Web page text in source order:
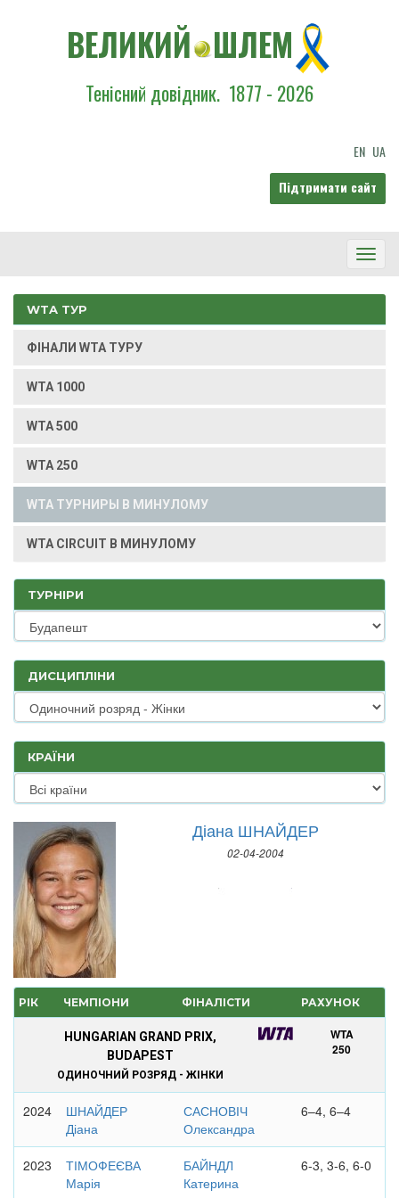
ВЕЛИКИЙ ШЛЕМ
Тенісний довідник. 1877 - 2026
EN UA
Підтримати сайт
WTA ТУР
ФІНАЛИ WTA ТУРУ
WTA 1000
WTA 500
WTA 250
WTA ТУРНИРЫ В МИНУЛОМУ
WTA CIRCUIT В МИНУЛОМУ
ТУРНІРИ
ДИСЦИПЛІНИ
КРАЇНИ
Діана ШНАЙДЕР
02-04-2004
РІК ЧЕМПІОНИ ФІНАЛІСТИ РАХУНОК
HUNGARIAN GRAND PRIX,
BUDAPEST
ОДИНОЧНИЙ РОЗРЯД - ЖІНКИ
WTA
250
2024
ШНАЙДЕР
Діана
САСНОВІЧ
Олександра
6–4, 6–4
2023
ТІМОФЕЄВА
Марія
БАЙНДЛ
Катерина
6-3, 3-6, 6-0